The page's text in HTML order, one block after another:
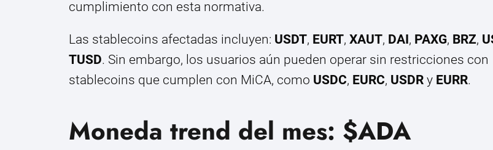
cumplimiento con esta normativa.
Las stablecoins afectadas incluyen: USDT, EURT, XAUT, DAI, PAXG, BRZ,
TUSD. Sin embargo, los usuarios aún pueden operar sin restricciones con
stablecoins que cumplen con MiCA, como USDC, EURC, USDR y EURR.
Moneda trend del mes: $ADA